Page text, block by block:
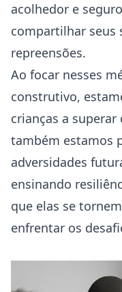
acolhedor e
compartilhar seus
repreensões.
Ao focar nesses
construtivo,
crianças a
também estamos
adversidades
ensinando
que elas se
enfrentar os